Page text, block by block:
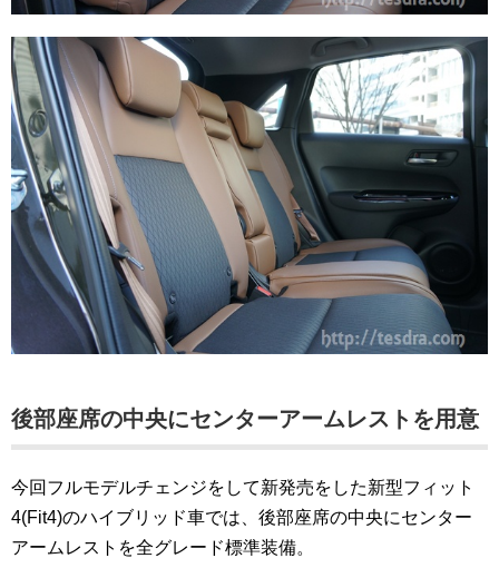
後部座席の中央にセンターアームレストを用意
今回フルモデルチェンジをして新発売をした新型フィット
4(Fit4)のハイブリッド車では、後部座席の中央にセンター
アームレストを全グレード標準装備。